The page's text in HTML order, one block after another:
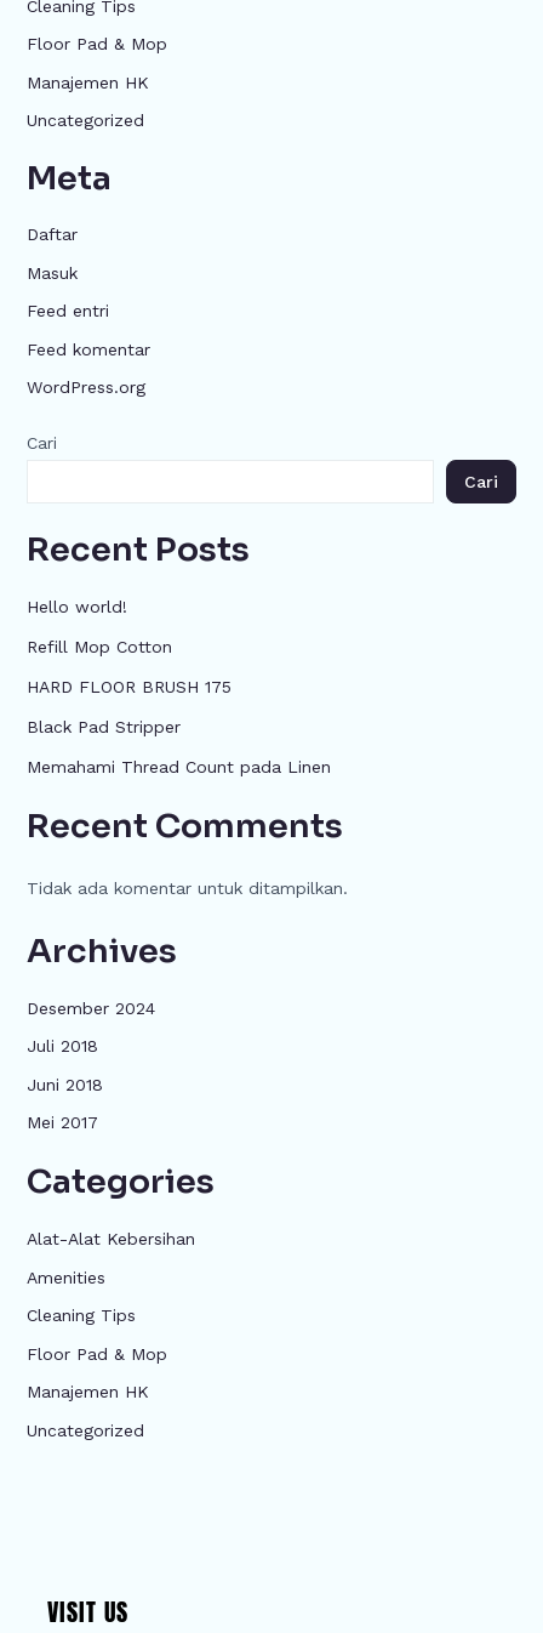
Cleaning Tips
Floor Pad & Mop
Manajemen HK
Uncategorized
Meta
Daftar
Masuk
Feed entri
Feed komentar
WordPress.org
Cari
Cari
Recent Posts
Hello world!
Refill Mop Cotton
HARD FLOOR BRUSH 175
Black Pad Stripper
Memahami Thread Count pada Linen
Recent Comments
Tidak ada komentar untuk ditampilkan.
Archives
Desember 2024
Juli 2018
Juni 2018
Mei 2017
Categories
Alat-Alat Kebersihan
Amenities
Cleaning Tips
Floor Pad & Mop
Manajemen HK
Uncategorized
VISIT US